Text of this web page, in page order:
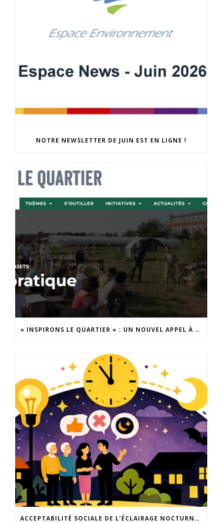
NOTRE NEWSLETTER DE JUIN EST EN LIGNE !
« INSPIRONS LE QUARTIER » : UN NOUVEL APPEL À PROJETS EST LANCÉ !
ACCEPTABILITÉ SOCIALE DE L’ÉCLAIRAGE NOCTURNE : LE REPLAY EST DISPONIBLE